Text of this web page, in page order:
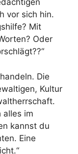
vor sich hin.
Mit
Oder
Die
Kultur
alles im
kannst du
Eine